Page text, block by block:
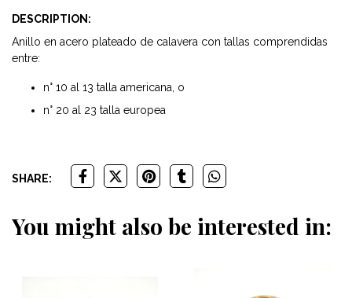
DESCRIPTION:
Anillo en acero plateado de calavera con tallas comprendidas
entre:
n° 10 al 13 talla americana, o
n° 20 al 23 talla europea
SHARE:
You might also be interested in: